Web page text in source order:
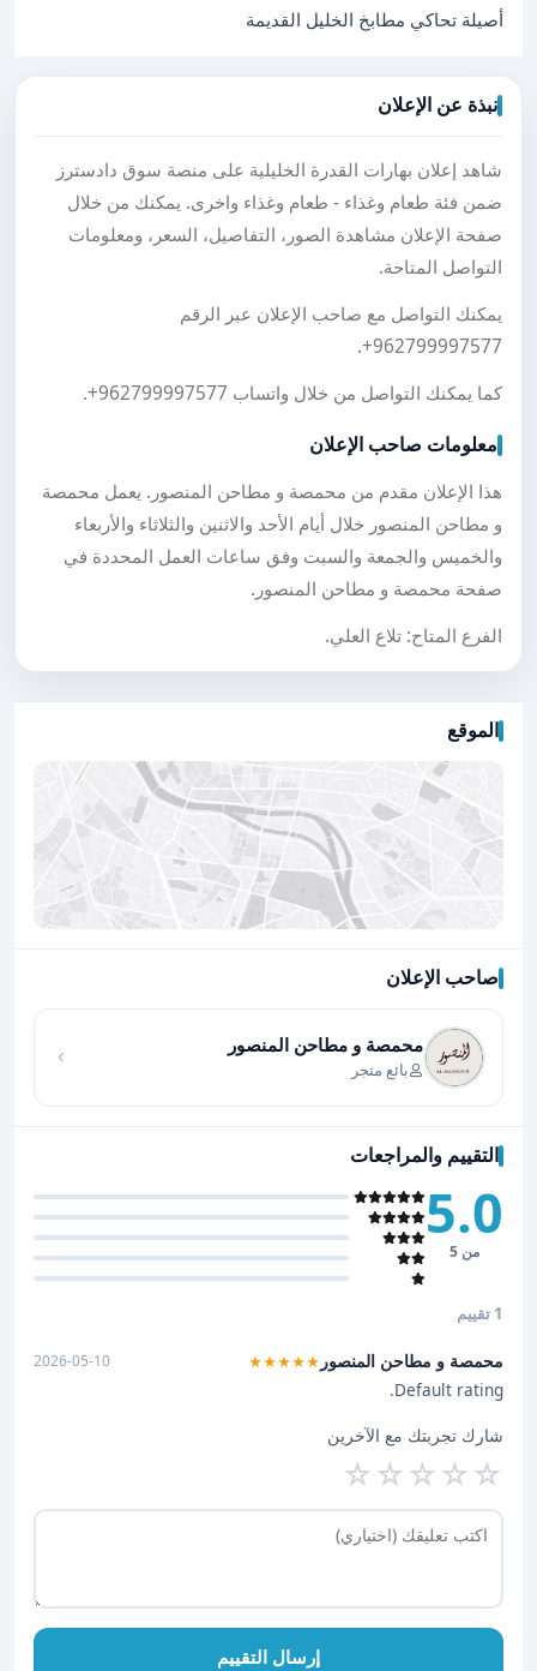
أصيلة تحاكي مطابخ الخليل القديمة
نبذة عن الإعلان
شاهد إعلان بهارات القدرة الخليلية على منصة سوق دادسترز
ضمن فئة طعام وغذاء - طعام وغذاء واخرى. يمكنك من خلال
صفحة الإعلان مشاهدة الصور، التفاصيل، السعر، ومعلومات
التواصل المتاحة.
يمكنك التواصل مع صاحب الإعلان عبر الرقم
+962799997577
.
كما يمكنك التواصل من خلال واتساب +962799997577
.
معلومات صاحب الإعلان
هذا الإعلان مقدم من محمصة و مطاحن المنصور. يعمل محمصة
و مطاحن المنصور خلال أيام الأحد والاثنين والثلاثاء والأربعاء
والخميس والجمعة والسبت وفق ساعات العمل المحددة في
صفحة محمصة و مطاحن المنصور.
الفرع المتاح: تلاع العلي.
الموقع
صاحب الإعلان
محمصة و مطاحن المنصور
بائع متجر
التقييم والمراجعات
5.0
من 5
1 تقييم
محمصة و مطاحن المنصور ★★★★★
2026-05-10
Default rating.
شارك تجربتك مع الآخرين
☆
☆
☆
☆
☆
إرسال التقييم